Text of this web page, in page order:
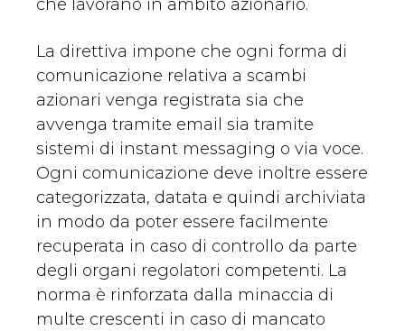
che lavorano in ambito azionario.
La direttiva impone che ogni forma di
comunicazione relativa a scambi
azionari venga registrata sia che
avvenga tramite email sia tramite
sistemi di instant messaging o via voce.
Ogni comunicazione deve inoltre essere
categorizzata, datata e quindi archiviata
in modo da poter essere facilmente
recuperata in caso di controllo da parte
degli organi regolatori competenti. La
norma è rinforzata dalla minaccia di
multe crescenti in caso di mancato